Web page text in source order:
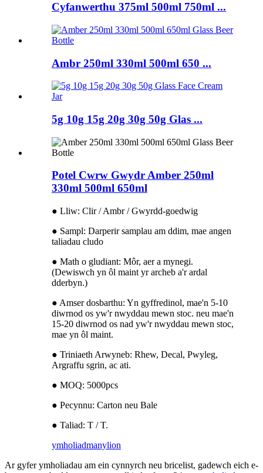
Cyfanwerthu 375ml 500ml 750ml ...
Ambr 250ml 330ml 500ml 650 ...
5g 10g 15g 20g 30g 50g Glas ...
Potel Cwrw Gwydr Amber 250ml
330ml 500ml 650ml
● Lliw: Clir / Ambr / Gwyrdd-goedwig
● Sampl: Darperir samplau am ddim, mae angen
taliadau cludo
● Math o gludiant: Môr, aer a mynegi.
(Dewiswch yn ôl maint yr archeb a'r ardal
dderbyn.)
● Amser dosbarthu: Yn gyffredinol, mae'n 5-10
diwrnod os yw'r nwyddau mewn stoc. neu mae'n
15-20 diwrnod os nad yw'r nwyddau mewn stoc,
mae yn ôl maint.
● Triniaeth Arwyneb: Rhew, Decal, Pwyleg,
Argraffu sgrin, ac ati.
● MOQ: 5000pcs
● Pecynnu: Carton neu Bale
● Taliad: T / T.
ymholiadmanylion
Ar gyfer ymholiadau am ein cynnyrch neu bricelist, gadewch eich e-